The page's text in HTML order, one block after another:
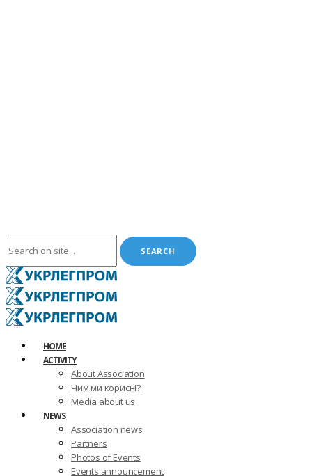
HOME
ACTIVITY
About Association
Чим ми корисні?
Media about us
NEWS
Association news
Partners
Photos of Events
Events announcement